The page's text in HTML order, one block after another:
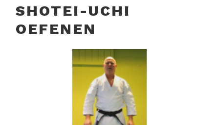
SHOTEI-UCHI
OEFENEN